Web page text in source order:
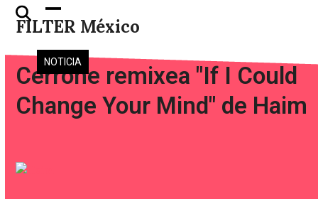
Skip
FILTER México
Open
mobile
menu
Close
mobile
menu
NOTICIA
Cerrone remixea "If I Could
Change Your Mind" de Haim